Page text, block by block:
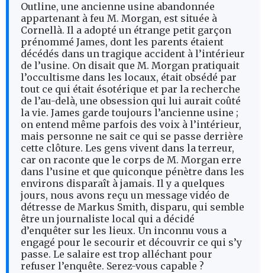
Outline, une ancienne usine abandonnée
appartenant à feu M. Morgan, est située à
Cornellà. Il a adopté un étrange petit garçon
prénommé James, dont les parents étaient
décédés dans un tragique accident à l’intérieur
de l’usine. On disait que M. Morgan pratiquait
l’occultisme dans les locaux, était obsédé par
tout ce qui était ésotérique et par la recherche
de l’au-delà, une obsession qui lui aurait coûté
la vie. James garde toujours l’ancienne usine ;
on entend même parfois des voix à l’intérieur,
mais personne ne sait ce qui se passe derrière
cette clôture. Les gens vivent dans la terreur,
car on raconte que le corps de M. Morgan erre
dans l’usine et que quiconque pénètre dans les
environs disparaît à jamais. Il y a quelques
jours, nous avons reçu un message vidéo de
détresse de Markus Smith, disparu, qui semble
être un journaliste local qui a décidé
d’enquêter sur les lieux. Un inconnu vous a
engagé pour le secourir et découvrir ce qui s’y
passe. Le salaire est trop alléchant pour
refuser l’enquête. Serez-vous capable ?